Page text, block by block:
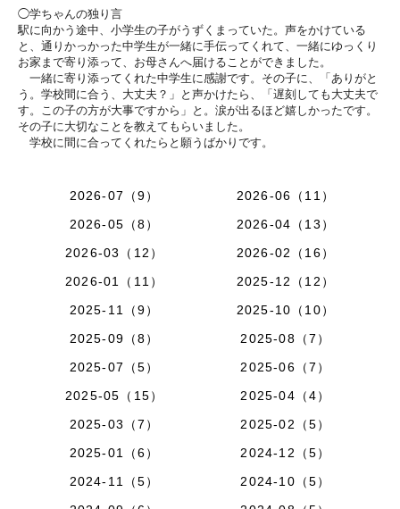
◯学ちゃんの独り言
駅に向かう途中、小学生の子がうずくまっていた。声をかけている
と、通りかっかった中学生が一緒に手伝ってくれて、一緒にゆっく り
お家まで寄り添って、お母さんへ届けることができました。
一緒に寄り添ってくれた中学生に感謝です。その子に、「ありがと
う。学校間に合う、大丈夫？」と声かけたら、「遅刻しても大丈夫で
す。この子の方が大事ですから」と。涙が出るほど嬉しかったです。
その子に大切なことを教えてもらいました。
学校に間に合ってくれたらと願うばかりです。
2026-07（9）
2026-06（11）
2026-05（8）
2026-04（13）
2026-03（12）
2026-02（16）
2026-01（11）
2025-12（12）
2025-11（9）
2025-10（10）
2025-09（8）
2025-08（7）
2025-07（5）
2025-06（7）
2025-05（15）
2025-04（4）
2025-03（7）
2025-02（5）
2025-01（6）
2024-12（5）
2024-11（5）
2024-10（5）